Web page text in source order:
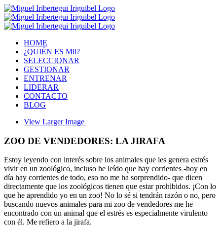
HOME
¿QUIÉN ES Mii?
SELECCIONAR
GESTIONAR
ENTRENAR
LIDERAR
CONTACTO
BLOG
View Larger Image
ZOO DE VENDEDORES: LA JIRAFA
Estoy leyendo con interés sobre los animales que les genera estrés
vivir en un zoológico, incluso he leído que hay corrientes -hoy en
día hay corrientes de todo, eso no me ha sorprendido- que dicen
directamente que los zoológicos tienen que estar prohibidos. ¡Con lo
que he aprendido yo en un zoo! No lo sé si tendrán razón o no, pero
buscando nuevos animales para mi zoo de vendedores me he
encontrado con un animal que el estrés es especialmente virulento
con él. Me refiero a la jirafa.